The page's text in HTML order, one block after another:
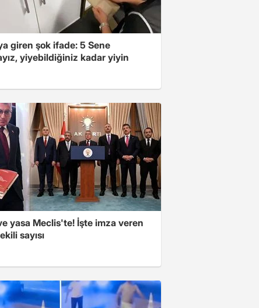
giren şok ifade: 5 Sene
yiyebildiğiniz kadar yiyin
yasa Meclis'te! İşte imza veren
sayısı